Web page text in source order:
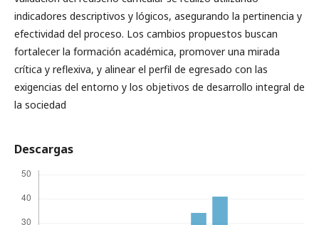
indicadores descriptivos y lógicos, asegurando la pertinencia y
efectividad del proceso. Los cambios propuestos buscan
fortalecer la formación académica, promover una mirada
crítica y reflexiva, y alinear el perfil de egresado con las
exigencias del entorno y los objetivos de desarrollo integral de
la sociedad
Descargas